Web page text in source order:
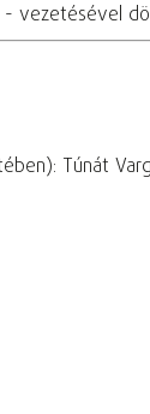
vezetésével
Túnát